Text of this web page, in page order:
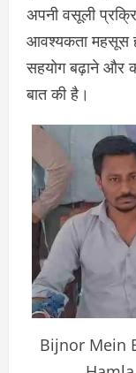
अपनी वसूली
आवश्यकता महसूस
सहयोग बढ़ाने और
बात की है।
Bijnor Mein